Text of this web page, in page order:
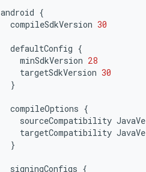
android {
compileSdkVersion 30
defaultConfig {
minSdkVersion 28
targetSdkVersion 30
}
compileOptions {
sourceCompatibility
targetCompatibility
}
signingConfigs {